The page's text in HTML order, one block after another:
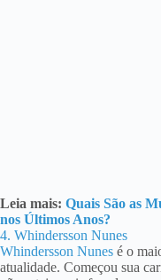
Leia mais: Quais São as
nos Últimos Anos?
4. Whindersson Nunes
Whindersson Nunes é o
atualidade. Começou sua